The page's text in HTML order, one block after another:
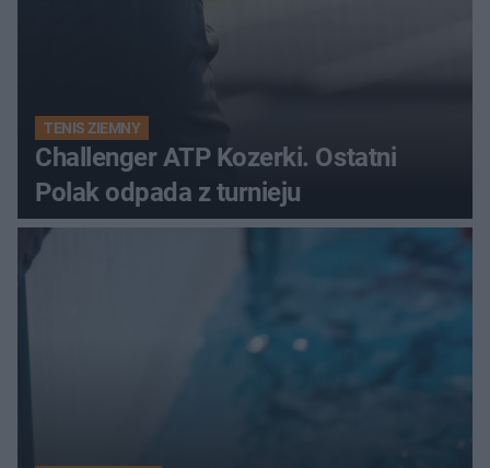
TENIS ZIEMNY
Challenger ATP Kozerki. Ostatni
Polak odpada z turnieju